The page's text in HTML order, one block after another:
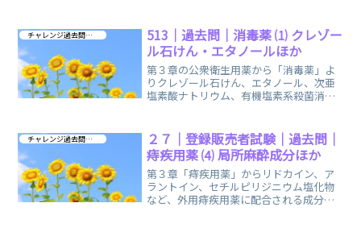
チャレンジ過去問 第３章
513｜過去問｜消毒薬 ⑴ クレゾー
ル石けん・エタノールほか
第３章の公衆衛生用薬から「消毒薬」よ
りクレゾール石けん、エタノール、次亜
塩素酸ナトリウム、有機塩素系殺菌消毒
チャレンジ過去問 第３章
２７｜登録販売者試験｜過去問｜
痔疾用薬 ⑷ 局所麻酔成分ほか
第３章「痔疾用薬」からリドカイン、ア
ラントイン、セチルピリジニウム塩化物
など、外用痔疾用薬に配合される成分に